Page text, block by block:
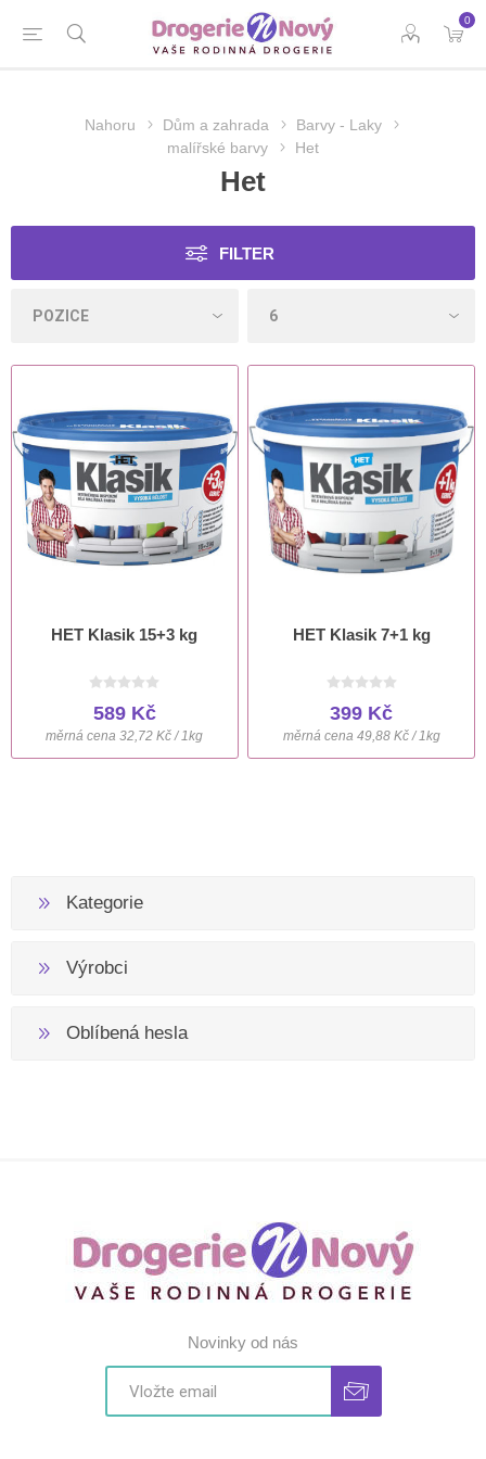
0
Nahoru Dům a zahrada
Barvy - Laky
malířské barvy
Het
Het
FILTER
HET Klasik 15+3 kg
589 Kč
měrná cena 32,72 Kč / 1kg
HET Klasik 7+1 kg
399 Kč
měrná cena 49,88 Kč / 1kg
Kategorie
Výrobci
Oblíbená hesla
Novinky od nás